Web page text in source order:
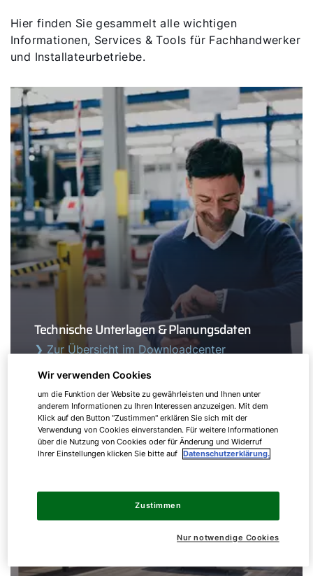
Hier finden Sie gesammelt alle wichtigen
Informationen, Services & Tools für Fachhandwerker
und Installateurbetriebe.
Technische Unterlagen & Planungsdaten
❯ Zur Übersicht im Downloadcenter
Wir verwenden Cookies
um die Funktion der Website zu gewährleisten und Ihnen unter
anderem Informationen zu Ihren Interessen anzuzeigen. Mit dem
Klick auf den Button "Zustimmen" erklären Sie sich mit der
Verwendung von Cookies einverstanden. Für weitere Informationen
über die Nutzung von Cookies oder für Änderung und Widerruf
Ihrer Einstellungen klicken Sie bitte auf Datenschutzerklärung.
Nur notwendige Cookies
Zustimmen